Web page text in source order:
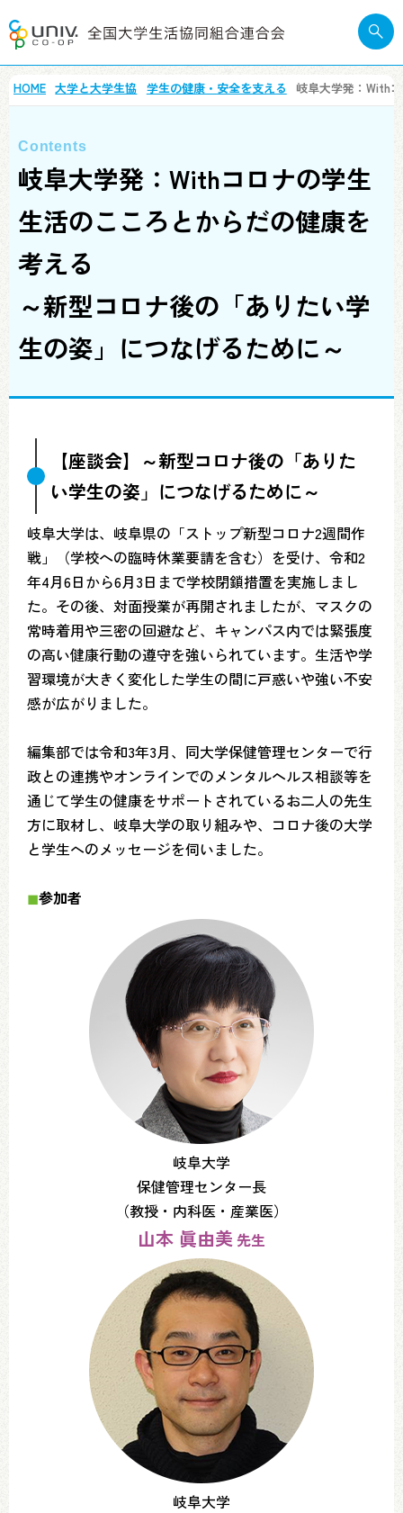
HOME 大学と大学生協 学生の健康・安全を支える 岐阜大学発：With
岐阜大学発：Withコロナの学生
生活のこころとからだの健康を
考える
～新型コロナ後の「ありたい学
生の姿」につなげるために～
【座談会】～新型コロナ後の「ありた
い学生の姿」につなげるために～
岐阜大学は、岐阜県の「ストップ新型コロナ2週間作
戦」（学校への臨時休業要請を含む）を受け、令和2
年4月6日から6月3日まで学校閉鎖措置を実施しまし
た。その後、対面授業が再開されましたが、マスクの
常時着用や三密の回避など、キャンパス内では緊張度
の高い健康行動の遵守を強いられています。生活や学
習環境が大きく変化した学生の間に戸惑いや強い不安
感が広がりました。
編集部では令和3年3月、同大学保健管理センターで行
政との連携やオンラインでのメンタルヘルス相談等を
通じて学生の健康をサポートされているお二人の先生
方に取材し、岐阜大学の取り組みや、コロナ後の大学
と学生へのメッセージを伺いました。
◼︎参加者
岐阜大学
保健管理センター長
（教授・内科医・産業医）
山本 眞由美先生
岐阜大学